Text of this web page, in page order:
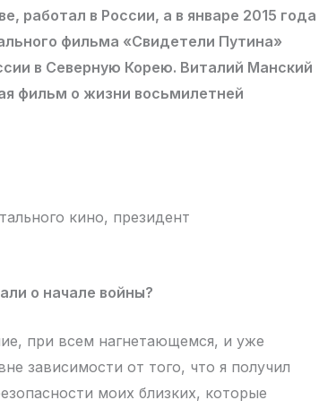
работал в России, а в январе 2015 года
фильма «Свидетели Путина»
в Северную Корею. Виталий Манский
фильм о жизни восьмилетней
кино, президент
о начале войны?
при всем нагнетающемся, и уже
зависимости от того, что я получил
моих близких, которые